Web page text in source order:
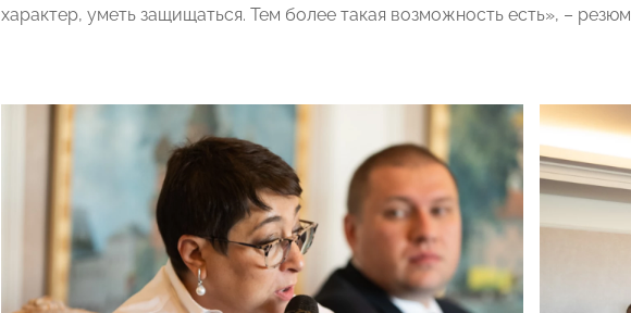
характер, уметь защищаться. Тем более такая возможность есть», –